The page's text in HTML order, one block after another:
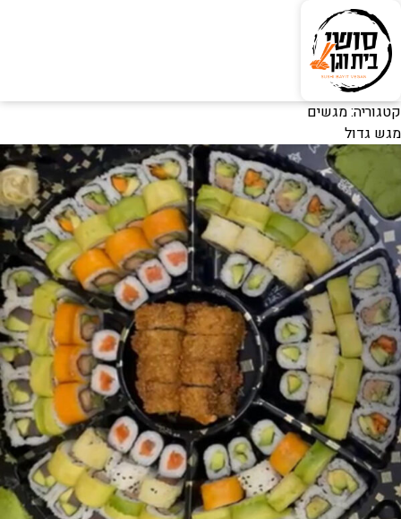
קטגוריה:מגשים
מגש גדול